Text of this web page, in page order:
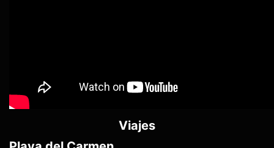
Viajes